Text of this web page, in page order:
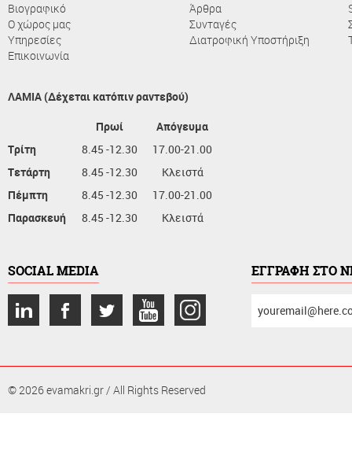
Βιογραφικό Άρθρα
Ο χώρος μας
Συνταγές
Υπηρεσίες
Διατροφική Υποστήριξη
Επικοινωνία
ΛΑΜΙΑ (Δέχεται κατόπιν ραντεβού)
Πρωί
Απόγευμα
Τρίτη
8.45 -12.30
17.00-21.00
Τετάρτη
8.45 -12.30
Κλειστά
Πέμπτη
8.45 -12.30
17.00-21.00
Παρασκευή
8.45 -12.30 Κλειστά
SOCIAL MEDIA ΕΓΓΡΑΦΗ ΣΤΟ
το
© 2026 evamakri.gr / All Rights Reserved